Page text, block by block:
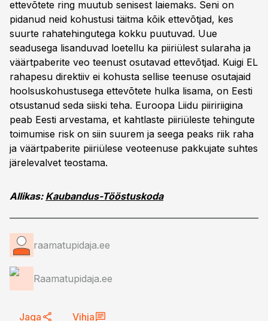
ettevõtete ring muutub senisest laiemaks. Seni on
pidanud neid kohustusi täitma kõik ettevõtjad, kes
suurte rahatehingutega kokku puutuvad. Uue
seadusega lisanduvad loetellu ka piiriülest sularaha ja
väärtpaberite veo teenust osutavad ettevõtjad. Kuigi EL
rahapesu direktiiv ei kohusta sellise teenuse osutajaid
hoolsuskohustusega ettevõtete hulka lisama, on Eesti
otsustanud seda siiski teha. Euroopa Liidu piiririigina
peab Eesti arvestama, et kahtlaste piiriüleste tehingute
toimumise risk on siin suurem ja seega peaks riik raha
ja väärtpaberite piiriülese veoteenuse pakkujate suhtes
järelevalvet teostama.
Allikas: Kaubandus-Tööstuskoda
raamatupidaja.ee
Raamatupidaja.ee
Jaga Vihja